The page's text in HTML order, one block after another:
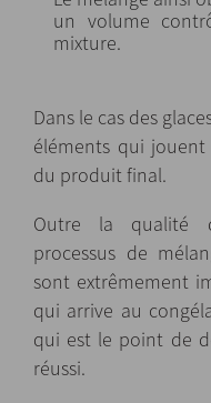
un volume
mixture.
Dans le cas des
éléments qui
du produit final.
Outre la qualité
processus de
sont extrêmement
qui arrive au
qui est le point de
réussi.